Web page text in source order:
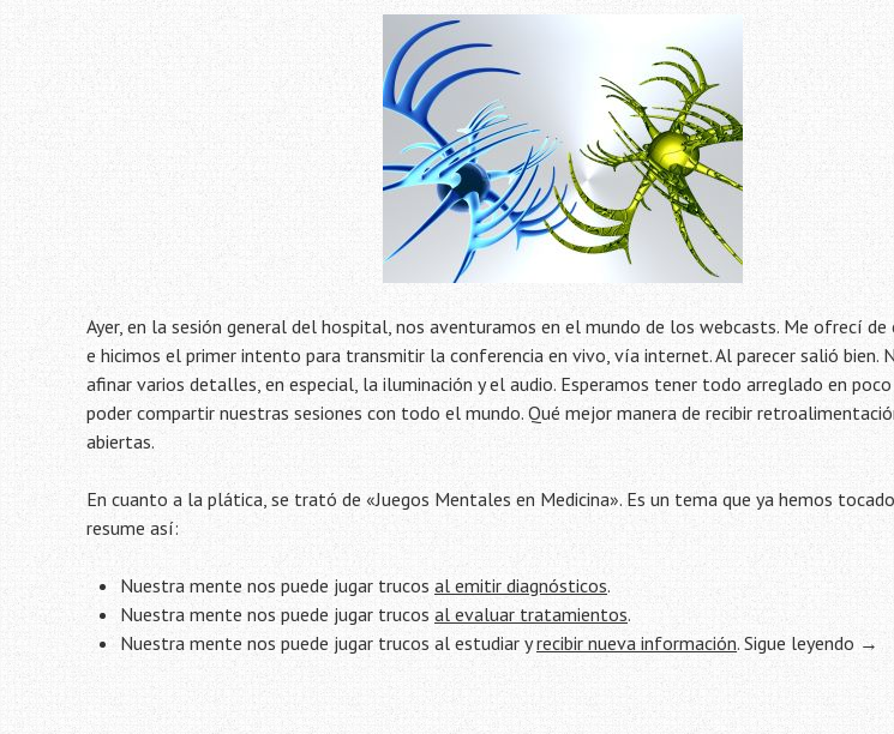
Ayer, en la sesión general del hospital, nos aventuramos en el mundo de los webcasts. Me ofrecí de
e hicimos el primer intento para transmitir la conferencia en vivo, vía internet. Al parecer salió bien.
afinar varios detalles, en especial, la iluminación y el audio. Esperamos tener todo arreglado en
poder compartir nuestras sesiones con todo el mundo. Qué mejor manera de recibir
abiertas.
En cuanto a la plática, se trató de «Juegos Mentales en Medicina». Es un tema que ya hemos
resume así:
Nuestra mente nos puede jugar trucos al emitir diagnósticos.
Nuestra mente nos puede jugar trucos al evaluar tratamientos.
Nuestra mente nos puede jugar trucos al estudiar yrecibir nueva información. Sigue leyendo →